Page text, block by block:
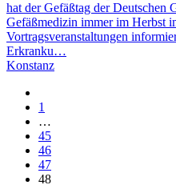
hat der Gefäßtag der Deutschen
Gefäßmedizin immer im Herbst
Vortragsveranstaltungen
Erkranku…
Konstanz
1
…
45
46
47
48